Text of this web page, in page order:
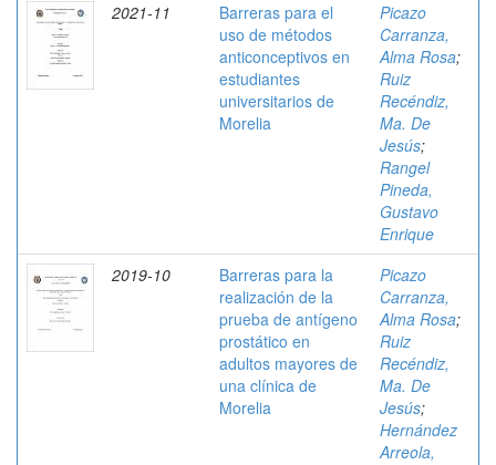
2021-11
Barreras para el
uso de métodos
anticonceptivos en
estudiantes
universitarios de
Morelia
Picazo
Carranza,
Alma Rosa;
Ruiz
Recéndiz,
Ma. De
Jesús;
Rangel
Pineda,
Gustavo
Enrique
2019-10
Barreras para la
realización de la
prueba de antígeno
prostático en
adultos mayores de
una clínica de
Morelia
Picazo
Carranza,
Alma Rosa;
Ruiz
Recéndiz,
Ma. De
Jesús;
Hernández
Arreola,